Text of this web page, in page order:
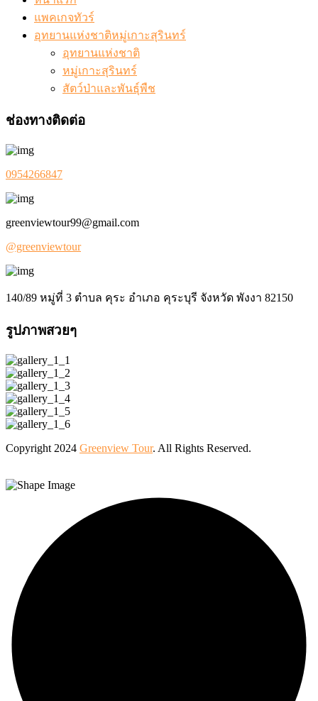
แพคเกจทัวร์
อุทยานแห่งชาติหมู่เกาะสุรินทร์
อุทยานแห่งชาติ
หมู่เกาะสุรินทร์
สัตว์ป่าและพันธุ์พืช
ช่องทางติดต่อ
0954266847
greenviewtour99@gmail.com
@greenviewtour
140/89 หมู่ที่ 3 ตำบล คุระ อำเภอ คุระบุรี จังหวัด พังงา 82150
รูปภาพสวยๆ
Copyright 2024 Greenview Tour. All Rights Reserved.